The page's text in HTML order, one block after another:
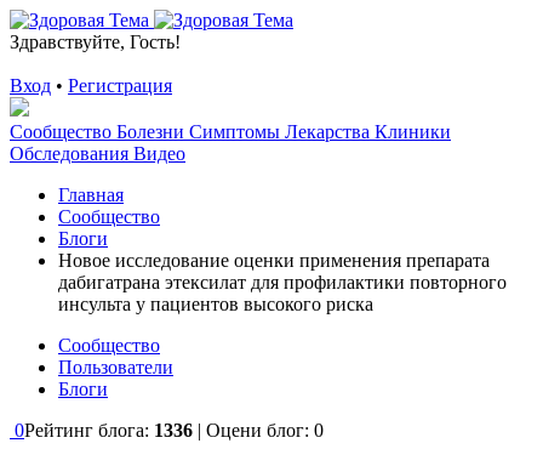
Здравствуйте, Гость!
Вход • Регистрация
Сообщество Болезни Симптомы Лекарства Клиники
Обследования Видео
Главная
Сообщество
Блоги
Новое исследование оценки применения препарата
дабигатрана этексилат для профилактики повторного
инсульта у пациентов высокого риска
Сообщество
Пользователи
Блоги
0Рейтинг блога: 1336 | Оцени блог: 0